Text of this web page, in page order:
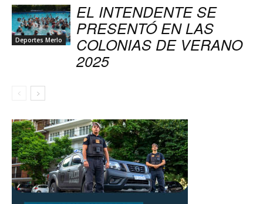
Deportes Merlo
EL INTENDENTE SE
PRESENTÓ EN LAS
COLONIAS DE VERANO
2025